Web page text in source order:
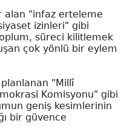
alan "infaz erteleme
izinleri" gibi
süreci kilitlemek
çok yönlü bir eylem
"Millî
Komisyonu" gibi
geniş kesimlerinin
bir güvence